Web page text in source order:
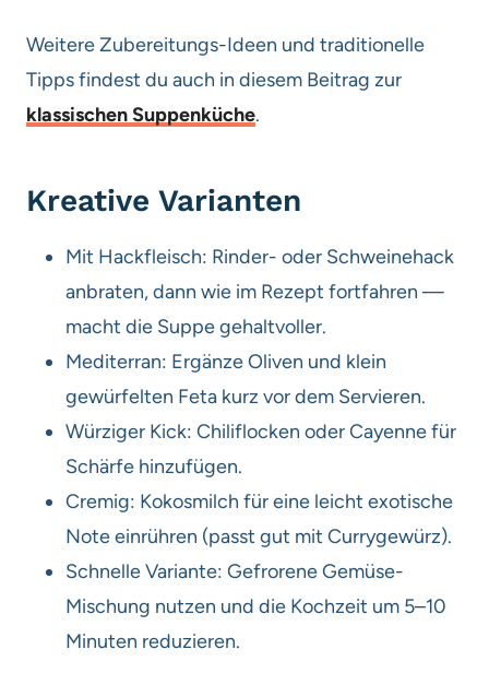
Weitere Zubereitungs-Ideen und traditionelle
Tipps findest du auch in diesem Beitrag zur
klassischen Suppenküche.
Kreative Varianten
Mit Hackfleisch: Rinder- oder Schweinehack
anbraten, dann wie im Rezept fortfahren —
macht die Suppe gehaltvoller.
Mediterran: Ergänze Oliven und klein
gewürfelten Feta kurz vor dem Servieren.
Würziger Kick: Chiliflocken oder Cayenne für
Schärfe hinzufügen.
Cremig: Kokosmilch für eine leicht exotische
Note einrühren (passt gut mit Currygewürz).
Schnelle Variante: Gefrorene Gemüse-
Mischung nutzen und die Kochzeit um 5–10
Minuten reduzieren.